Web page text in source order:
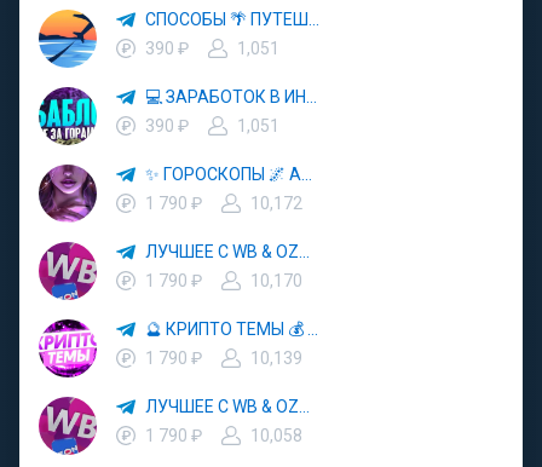
390 ₽
1,051
390 ₽
1,051
1 790 ₽
10,172
1 790 ₽
10,170
1 790 ₽
10,139
1 790 ₽
10,058